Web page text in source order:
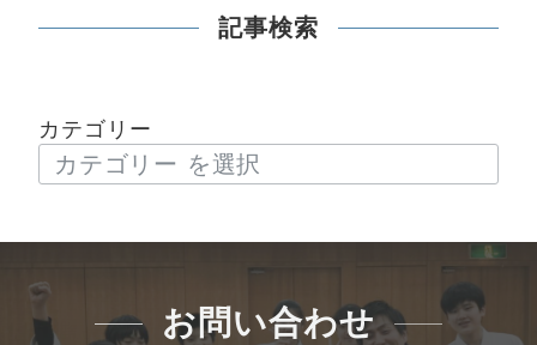
記事検索
カテゴリー
お問い合わせ